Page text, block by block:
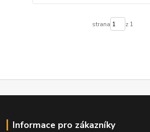
strana z 1
Informace pro zákazníky